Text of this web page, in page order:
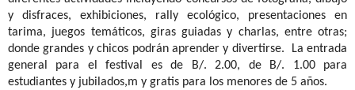
y disfraces, exhibiciones, rally ecológico, presentaciones en
tarima, juegos temáticos, giras guiadas y charlas, entre otras;
donde grandes y chicos podrán aprender y divertirse. La entrada
general para el festival es de B/. 2.00, de B/. 1.00 para
estudiantes y jubilados,m y gratis para los menores de 5 años.